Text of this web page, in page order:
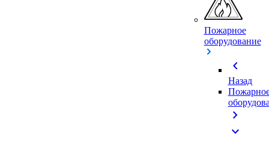
Пожарное
оборудование
chevron_left
Назад
chevron_right
expand_more